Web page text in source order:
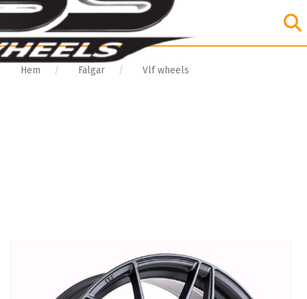
Hem Fälgar Vlf wheels